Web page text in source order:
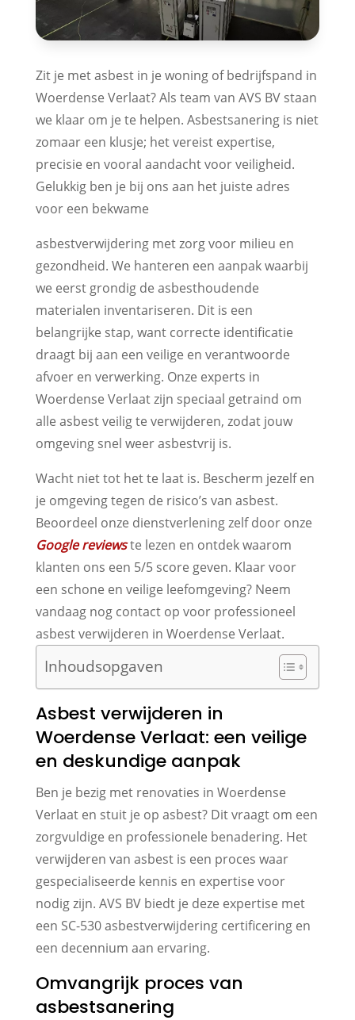
Zit je met asbest in je woning of bedrijfspand in
Woerdense Verlaat? Als team van AVS BV staan
we klaar om je te helpen. Asbestsanering is niet
zomaar een klusje; het vereist expertise,
precisie en vooral aandacht voor veiligheid.
Gelukkig ben je bij ons aan het juiste adres
voor een bekwame
asbestverwijdering met zorg voor milieu en
gezondheid. We hanteren een aanpak waarbij
we eerst grondig de asbesthoudende
materialen inventariseren. Dit is een
belangrijke stap, want correcte identificatie
draagt bij aan een veilige en verantwoorde
afvoer en verwerking. Onze experts in
Woerdense Verlaat zijn speciaal getraind om
alle asbest veilig te verwijderen, zodat jouw
omgeving snel weer asbestvrij is.
Wacht niet tot het te laat is. Bescherm jezelf en
je omgeving tegen de risico’s van asbest.
Beoordeel onze dienstverlening zelf door onze
Google reviewste lezen en ontdek waarom
klanten ons een 5/5 score geven. Klaar voor
een schone en veilige leefomgeving? Neem
vandaag nog contact op voor professioneel
asbest verwijderen in Woerdense Verlaat.
Inhoudsopgaven
Asbest verwijderen in
Woerdense Verlaat: een veilige
en deskundige aanpak
Ben je bezig met renovaties in Woerdense
Verlaat en stuit je op asbest? Dit vraagt om een
zorgvuldige en professionele benadering. Het
verwijderen van asbest is een proces waar
gespecialiseerde kennis en expertise voor
nodig zijn. AVS BV biedt je deze expertise met
een SC-530 asbestverwijdering certificering en
een decennium aan ervaring.
Omvangrijk proces van
asbestsanering